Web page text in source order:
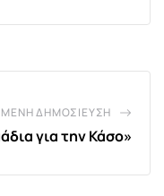
ΔΗΜΟΣΊΕΥΣΗ
για την Κάσο»